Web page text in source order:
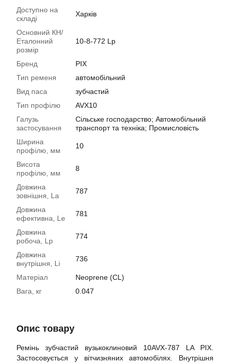
Доступно на
складі
Харків
Основний КН/
Еталонний
розмір
10-8-772 Lp
Бренд
PIX
Тип ременя
автомобільний
Вид паса
зубчастий
Тип профілю
AVХ10
Галузь
застосування
Сільське господарство; Автомобільний
транспорт та техніка; Промисловість
Ширина
профілю, мм
10
Висота
профілю, мм
8
Довжина
зовнішня, La
787
Довжина
ефективна, Le
781
Довжина
робоча, Lp
774
Довжина
внутрішня, Li
736
Матеріал
Neoprene (CL)
Вага, кг
0.047
Опис товару
Ремінь зубчастий вузькоклиновий 10AVX-787 LA PIX.
Застосовується у вітчизняних автомобілях. Внутрішня